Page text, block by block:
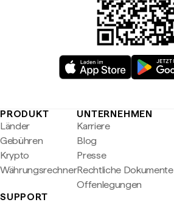
PRODUKT
Länder
Gebühren
Krypto
Währungsrechner
UNTERNEHMEN
Karriere
Blog
Presse
Rechtliche Dokumente
Offenlegungen
SUPPORT